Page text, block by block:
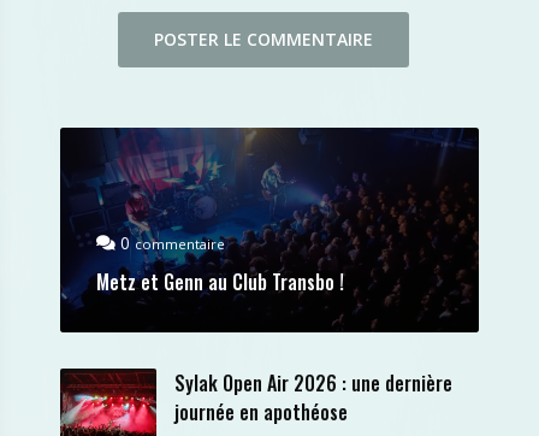
0commentaire
Metz et Genn au Club Transbo !
Sylak Open Air 2026 : une dernière
journée en apothéose